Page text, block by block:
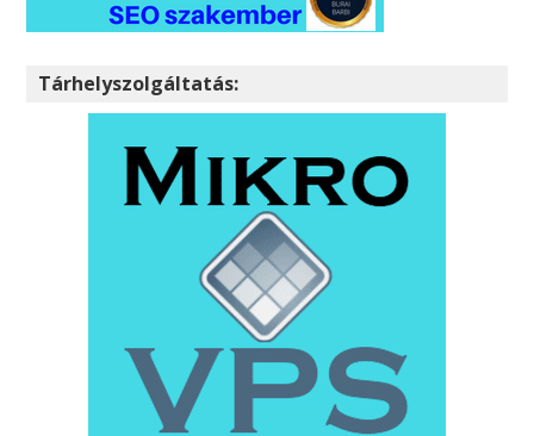
Tárhelyszolgáltatás: